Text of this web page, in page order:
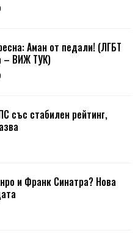
Аман от педали! (ЛГБТ
– ВИЖ ТУК)
със стабилен рейтинг,
и Франк Синатра? Нова